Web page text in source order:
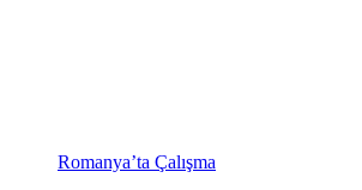
Romanya’ta Çalışma